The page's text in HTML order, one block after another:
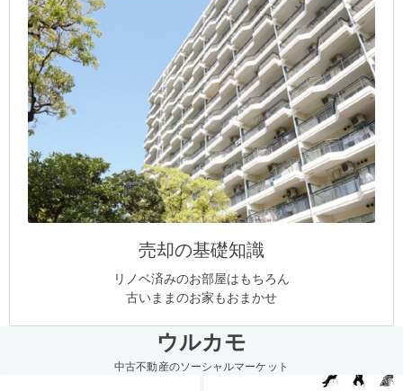
売却の基礎知識
リノベ済みのお部屋はもちろん
古いままのお家もおまかせ
ウルカモ
中古不動産のソーシャルマーケット